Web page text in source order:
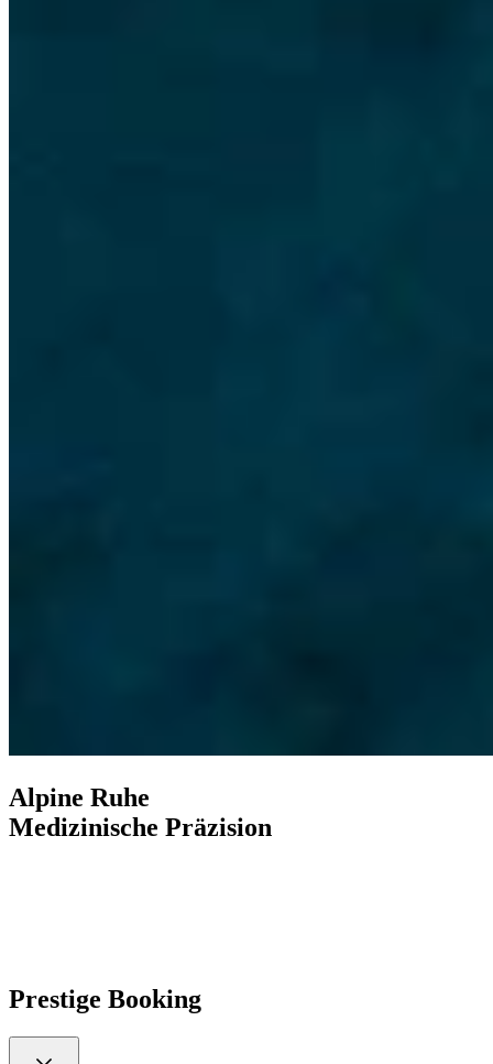
Alpine Ruhe
Medizinische Präzision
Prestige Booking